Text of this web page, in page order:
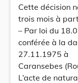
Cette décision
trois mois à
– Par loi du
conférée à la
27.11.1975 à
Caransebes
L’acte de